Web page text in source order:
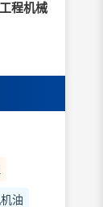
程机械
油